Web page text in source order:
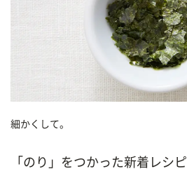
細かくして。
「のり」をつかった新着レシピ